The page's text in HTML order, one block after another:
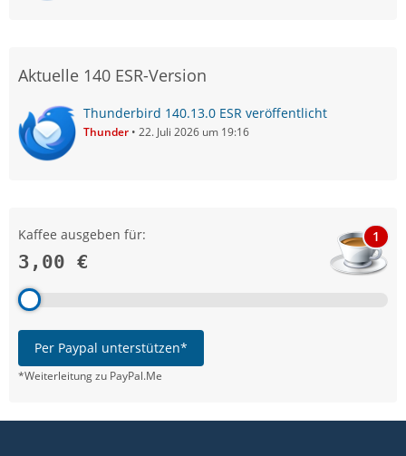
Aktuelle 140 ESR-Version
Thunderbird 140.13.0 ESR veröffentlicht
Thunder 22. Juli 2026 um 19:16
Kaffee ausgeben für:
3,00 €
1
Per Paypal unterstützen*
*Weiterleitung zu PayPal.Me